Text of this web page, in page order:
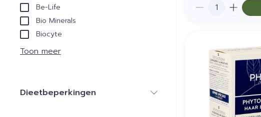
Be-Life
Bio Minerals
Biocyte
Toon meer
Dieetbeperkingen
Aantal